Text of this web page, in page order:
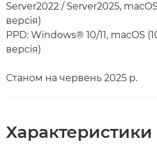
Server2022 / Server2025,
версія)
PPD: Windows® 10/11, macOS
версія)
Станом на червень 2025 р.
Характеристики